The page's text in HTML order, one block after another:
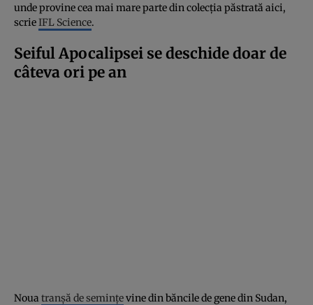
unde provine cea mai mare parte din colecția păstrată aici,
scrieIFL Science.
Seiful Apocalipsei se deschide doar de
câteva ori pe an
Noua tranșă de semințevine din băncile de gene din Sudan,